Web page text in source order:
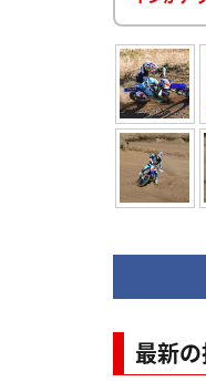
最新